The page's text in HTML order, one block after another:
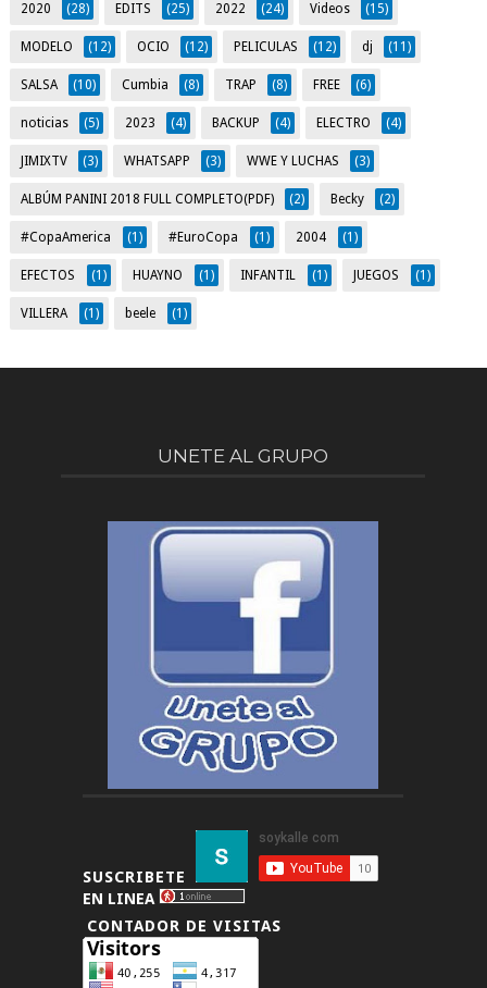
2020 (28) EDITS (25) 2022 (24) Videos (15)
MODELO (12) OCIO (12) PELICULAS (12) dj (11)
SALSA (10) Cumbia (8) TRAP (8) FREE (6)
noticias (5) 2023 (4) BACKUP (4) ELECTRO (4)
JIMIXTV (3) WHATSAPP (3) WWE Y LUCHAS (3)
ALBÚM PANINI 2018 FULL COMPLETO(PDF) (2) Becky (2)
#CopaAmerica (1) #EuroCopa (1) 2004 (1)
EFECTOS (1) HUAYNO (1) INFANTIL (1) JUEGOS (1)
VILLERA (1) beele (1)
UNETE AL GRUPO
SUSCRIBETE
EN LINEA
CONTADOR DE VISITAS